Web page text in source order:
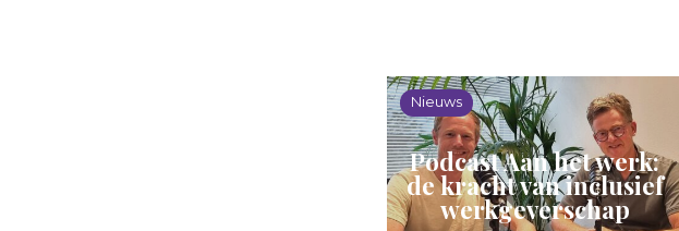
Nieuws
Podcast Aan het werk:
de kracht van inclusief
werkgeverschap